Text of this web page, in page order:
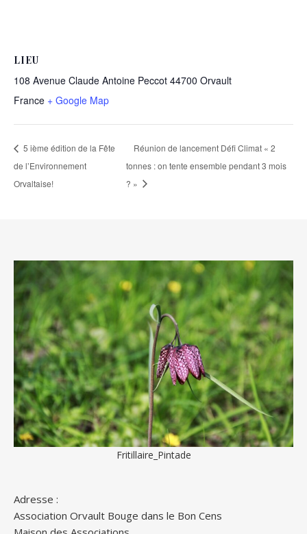
LIEU
108 Avenue Claude Antoine Peccot 44700 Orvault
France + Google Map
5 ième édition de la Fête
de l’Environnement
Orvaltaise!
Réunion de lancement Défi Climat « 2
tonnes : on tente ensemble pendant 3 mois
? »
Fritillaire_Pintade
Adresse :
Association Orvault Bouge dans le Bon Cens